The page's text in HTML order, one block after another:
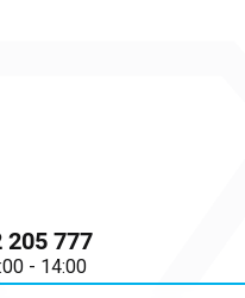
205 777
- 14:00